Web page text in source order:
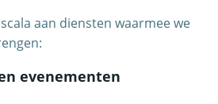
aan diensten waarmee we
evenementen